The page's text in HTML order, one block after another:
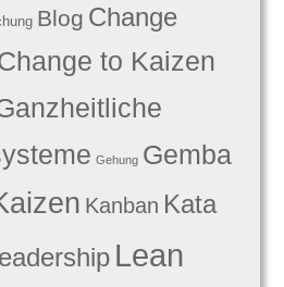
Blog Change
to Kaizen
Gehung Gemba
Kanban Kata
Lean